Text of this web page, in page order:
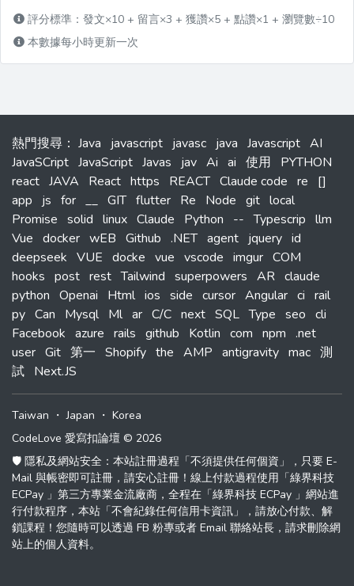
評分標準：發文×10 + 留言×3 + 獲讚×5 + 點讚×1 + 瀏覽數÷10
本數據每小時更新一次
熱門搜尋 ： Java javascript javasc java Javascript AI
JavaSCript JavaScript Javas jav Ai ai 使用
PYTHON
react JAVA React https REACT Claude code re
[]
app
js for __ GIT flutter Re Node git local
Promise solid linux Claude Python -- Typescrip llm
Vue docker wEB Github .NET agent jquery id
deepseek VUE docke vue vscode imgur COM
hooks post rest Tailwind superpowers AR claude
python Openai Html ios side cursor Angular ci rail
py Can Mysql Ml ar C/C next SQL Type seo cli
Facebook azure rails github Kotlin com npm .net
user Git 第一 Shopify the AMP antigravity mac 測
試 Next.JS
Taiwan ・Japan ・ Korea
CodeLove 愛寫扣論壇 © 2026
🛡️ 隱私及網站安全：本站註冊過程「不須提供任何個資」，只要 E-
Mail 與帳密即可註冊，請安心註冊！線上付款過程使用「綠界科技
ECPay 」第三方專業金流廠商，全程在「綠界科技 ECPay 」網站進
行付款程序，本站「不會紀錄任何信用卡資訊」，請放心付款、解
鎖課程！您隨時可以透過 FB 粉專或者 Email 聯絡站長，請求刪除網
站上的個人資料。